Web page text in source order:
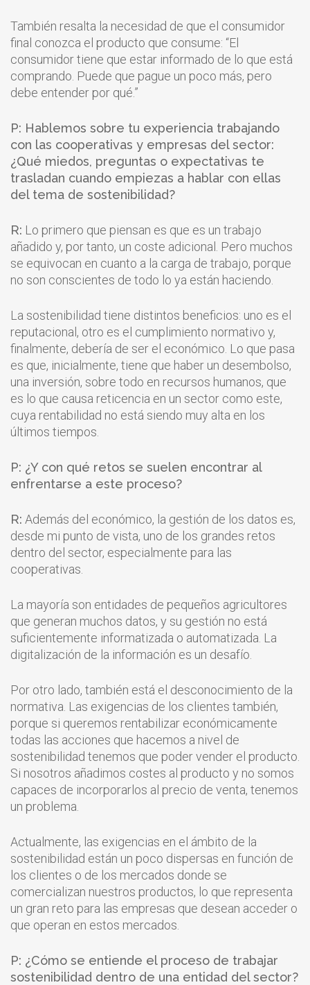
También resalta la necesidad de que el consumidor
final conozca el producto que consume: “El
consumidor tiene que estar informado de lo que está
comprando. Puede que pague un poco más, pero
debe entender por qué.”
P: Hablemos sobre tu experiencia trabajando
con las cooperativas y empresas del sector:
¿Qué miedos, preguntas o expectativas te
trasladan cuando empiezas a hablar con ellas
del tema de sostenibilidad?
R: Lo primero que piensan es que es un trabajo
añadido y, por tanto, un coste adicional. Pero muchos
se equivocan en cuanto a la carga de trabajo, porque
no son conscientes de todo lo ya están haciendo.
La sostenibilidad tiene distintos beneficios: uno es el
reputacional, otro es el cumplimiento normativo y,
finalmente, debería de ser el económico. Lo que pasa
es que, inicialmente, tiene que haber un desembolso,
una inversión, sobre todo en recursos humanos, que
es lo que causa reticencia en un sector como este,
cuya rentabilidad no está siendo muy alta en los
últimos tiempos.
P: ¿Y con qué retos se suelen encontrar al
enfrentarse a este proceso?
R: Además del económico, la gestión de los datos es,
desde mi punto de vista, uno de los grandes retos
dentro del sector, especialmente para las
cooperativas.
La mayoría son entidades de pequeños agricultores
que generan muchos datos, y su gestión no está
suficientemente informatizada o automatizada. La
digitalización de la información es un desafío.
Por otro lado, también está el desconocimiento de la
normativa. Las exigencias de los clientes también,
porque si queremos rentabilizar económicamente
todas las acciones que hacemos a nivel de
sostenibilidad tenemos que poder vender el producto.
Si nosotros añadimos costes al producto y no somos
capaces de incorporarlos al precio de venta, tenemos
un problema.
Actualmente, las exigencias en el ámbito de la
sostenibilidad están un poco dispersas en función de
los clientes o de los mercados donde se
comercializan nuestros productos, lo que representa
un gran reto para las empresas que desean acceder o
que operan en estos mercados.
P: ¿Cómo se entiende el proceso de trabajar
sostenibilidad dentro de una entidad del sector?